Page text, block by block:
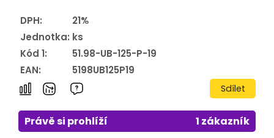
DPH:
21%
Jednotka: ks
Kód 1:
51.98-UB-125-P-19
EAN:
5198UB125P19
Sdílet
Právě si prohlíží
1 zákazník